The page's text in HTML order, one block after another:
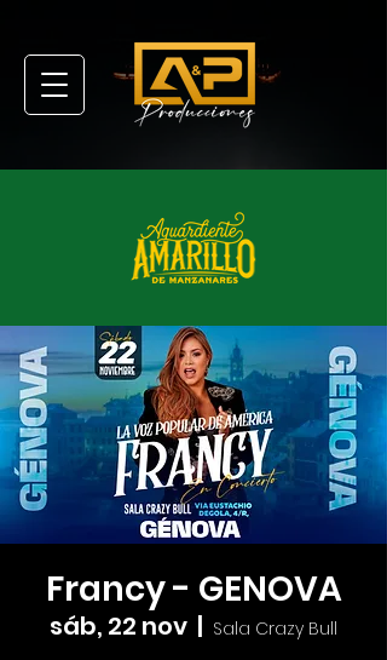
Francy - GENOVA
sáb, 22 nov
  |
Sala Crazy Bull